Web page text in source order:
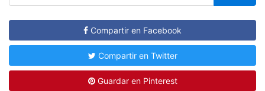
Compartir en Facebook
Compartir en Twitter
Guardar en Pinterest